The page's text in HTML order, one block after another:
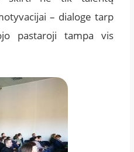
– dialoge tarp
pastaroji tampa vis